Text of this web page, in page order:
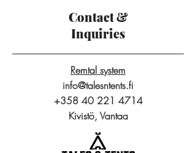
Contact &
Inquiries
Remtal system
info@talesntents.fi
+358 40 221 4714
Kivistö, Vantaa